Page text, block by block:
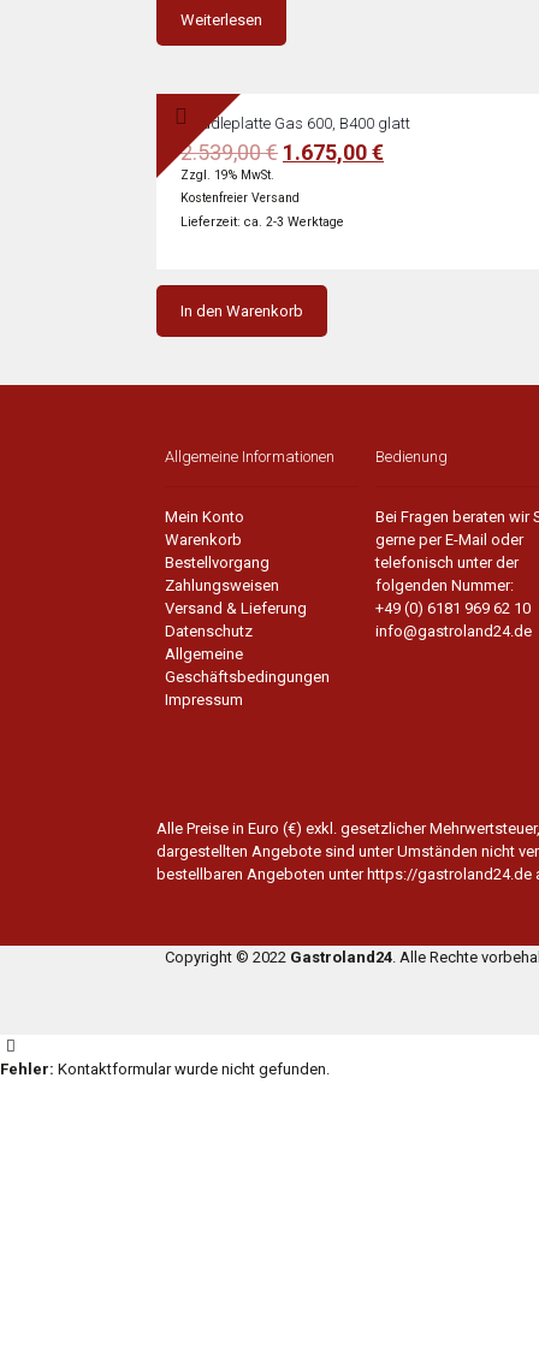
Weiterlesen
Griddleplatte Gas 600, B400 glatt
2.539,00€ Ursprünglicher
war:
2.539,00 €
1.675,00€Aktueller
Zzgl. 19% MwSt.
Kostenfreier Versand
Lieferzeit: ca. 2-3 Werktage
In den Warenkorb
Allgemeine Informationen
Mein Konto
Warenkorb
Bestellvorgang
Zahlungsweisen
Versand & Lieferung
Datenschutz
Allgemeine
Geschäftsbedingungen
Impressum
Bedienung
Bei Fragen beraten wir
gerne per E-Mail oder
telefonisch unter der
folgenden Nummer:
+49 (0) 6181 969 62 10
info@gastroland24.de
Alle Preise in Euro (€) exkl. gesetzlicher
dargestellten Angebote sind unter Umständen nicht
bestellbaren Angeboten unter https://gastroland24.de
Copyright © 2022 Gastroland24. Alle Rechte
Fehler: Kontaktformular wurde nicht gefunden.